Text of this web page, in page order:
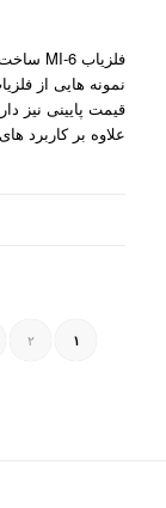
نمونه هایی از
قیمت پایینی نیز
علاوه بر کاربرد
۱ ۲